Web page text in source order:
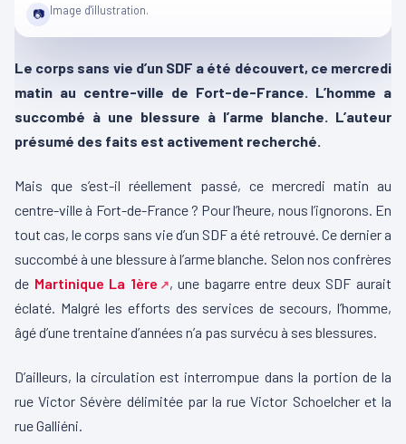
📷 Image d'illustration.
Le corps sans vie d’un SDF a été découvert, ce mercredi
matin au centre-ville de Fort-de-France. L’homme a
succombé à une blessure à l’arme blanche. L’auteur
présumé des faits est activement recherché.
Mais que s’est-il réellement passé, ce mercredi matin au
centre-ville à Fort-de-France ? Pour l’heure, nous l’ignorons. En
tout cas, le corps sans vie d’un SDF a été retrouvé. Ce dernier a
succombé à une blessure à l’arme blanche. Selon nos confrères
de Martinique La 1ère
, une bagarre entre deux SDF aurait
éclaté. Malgré les efforts des services de secours, l’homme,
âgé d’une trentaine d’années n’a pas survécu à ses blessures.
D’ailleurs, la circulation est interrompue dans la portion de la
rue Victor Sévère délimitée par la rue Victor Schoelcher et la
rue Galliéni.